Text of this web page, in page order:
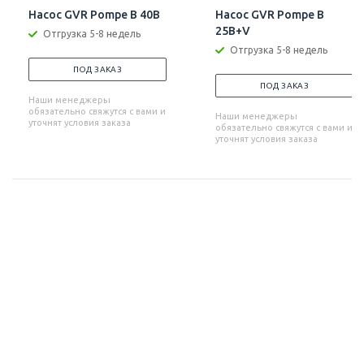
Насос GVR Pompe B 40B
Отгрузка 5-8 недель
ПОД ЗАКАЗ
Наши менеджеры
обязательно свяжутся с вами и
уточнят условия заказа
Насос GVR Pompe B
25B+V
Отгрузка 5-8 недель
ПОД ЗАКАЗ
Наши менеджеры
обязательно свяжутся с вами и
уточнят условия заказа